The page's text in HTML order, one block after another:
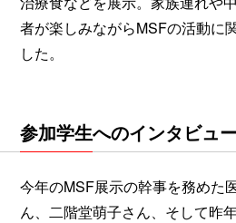
者が楽しみながらMSFの活動に
した。
参加学生へのインタビュー
今年のMSF展示の幹事を務めた
ん、二階堂萌子さん、そして昨